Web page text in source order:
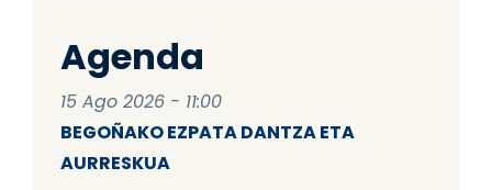
Agenda
15 Ago 2026 - 11:00
BEGOÑAKO EZPATA DANTZA ETA
AURRESKUA